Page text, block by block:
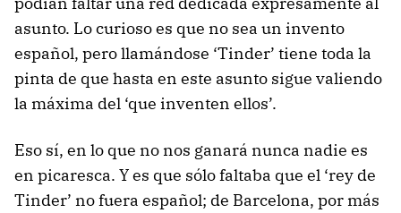
asunto. Lo curioso es que no sea un invento
español, pero llamándose ‘Tinder’ tiene toda la
pinta de que hasta en este asunto sigue valiendo
la máxima del ‘que inventen ellos’.
Eso sí, en lo que no nos ganará nunca nadie es
en picaresca. Y es que sólo faltaba que el ‘rey de
Tinder’ no fuera español; de Barcelona, por más